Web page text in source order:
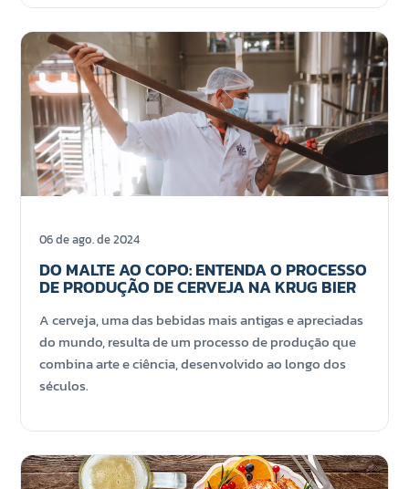
06 de ago. de 2024
DO MALTE AO COPO: ENTENDA O PROCESSO
DE PRODUÇÃO DE CERVEJA NA KRUG BIER
A cerveja, uma das bebidas mais antigas e apreciadas
do mundo, resulta de um processo de produção que
combina arte e ciência, desenvolvido ao longo dos
séculos.